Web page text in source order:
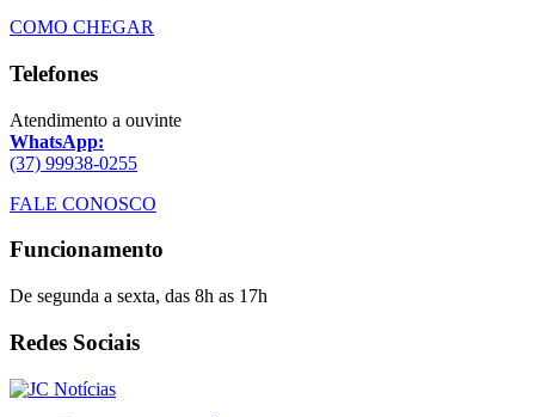
COMO CHEGAR
Telefones
Atendimento a ouvinte
WhatsApp:
(37) 99938-0255
FALE CONOSCO
Funcionamento
De segunda a sexta, das 8h as 17h
Redes Sociais